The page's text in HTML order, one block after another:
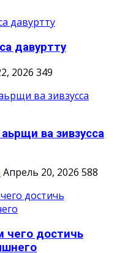
давуртту
2026 349
ва зивзусса
Апрель 20, 2026 588
чего достичь